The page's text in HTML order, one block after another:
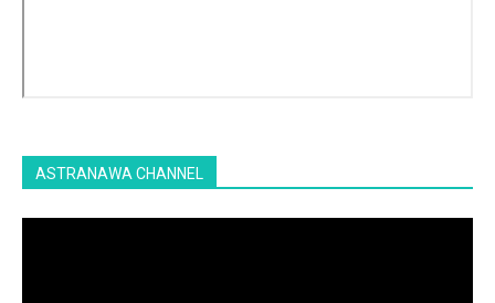
ASTRANAWA CHANNEL